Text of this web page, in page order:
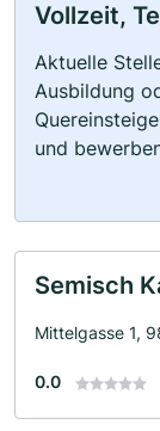
Vollzeit,
Aktuelle
Ausbildung
und
Semisch
Mittelgasse 1,
0.0